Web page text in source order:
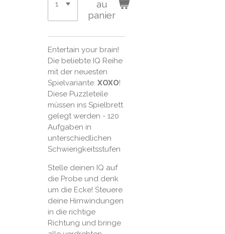
au
panier
Entertain your brain!
Die beliebte IQ Reihe
mit der neuesten
Spielvariante: XOXO!
Diese Puzzleteile
müssen ins Spielbrett
gelegt werden - 120
Aufgaben in
unterschiedlichen
Schwierigkeitsstufen
Stelle deinen IQ auf
die Probe und denk
um die Ecke! Steuere
deine Hirnwindungen
in die richtige
Richtung und bringe